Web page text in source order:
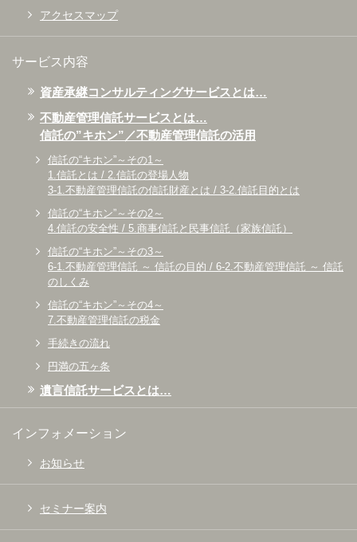
詳しくは、以下リンクを確認のうえお申込みをお願いします。
2025.10.01
「個人情報保護方針」を改訂しました。
2025年9月度セミナー日程を公開しました。
弊社スタッフによる資産承継セミナーを開催いたします。
詳しくは、以下リンクを確認のうえお申込みをお願いします。
https://daitomirai-event.com/form/list.php
参加費は無料。みなさまのご参加をお待ちしております。
2025.08.01
夏季休業のお知らせ
平素は格別のご愛顧を賜り、誠にありがとうございます。誠に勝
手ながら、以下の期間、夏季休業とさせていただきます。
休業期間： 2025年8月9日（土）～2025年8月17日（日）
ご不便をお掛けいたしますが、何卒ご理解を賜りますようお願い
アクセスマップ
サービス内容
資産承継コンサルティングサービスとは…
不動産管理信託サービスとは…
信託の”キホン”／不動産管理信託の活用
信託の“キホン”～その1～
1.信託とは / 2.信託の登場人物
3-1.不動産管理信託の信託財産とは / 3-2.信託目的とは
信託の“キホン”～その2～
4.信託の安全性 / 5.商事信託と民事信託（家族信託）
信託の“キホン”～その3～
6-1.不動産管理信託 ～ 信託の目的 / 6-2.不動産管理信託 ～ 信託
のしくみ
信託の“キホン”～その4～
7.不動産管理信託の税金
手続きの流れ
円満の五ヶ条
遺言信託サービスとは…
インフォメーション
お知らせ
セミナー案内